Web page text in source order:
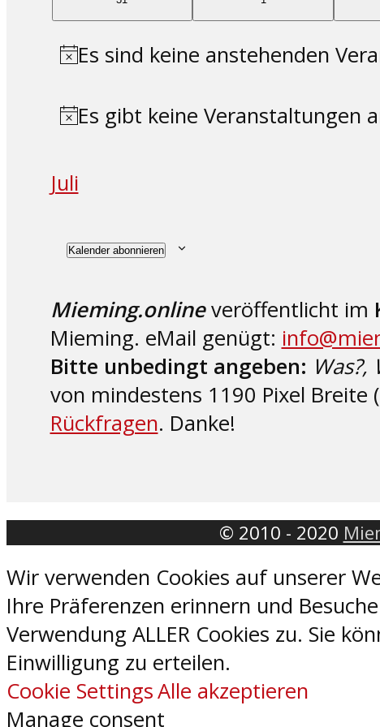
Hinweis
Es sind keine anstehenden
Hinweis
Es gibt keine Veranstaltungen
Juli
Kalender abonnieren
Mieming.onlineveröffentlicht im
Mieming. eMail genügt:
Bitte unbedingt angeben: Was?,
von mindestens 1190 Pixel Breite
Rückfragen. Danke!
© 2010 - 2020
Wir verwenden Cookies auf unserer
Ihre Präferenzen erinnern und
Verwendung ALLER Cookies zu. Sie
Einwilligung zu erteilen.
Cookie SettingsAlle akzeptieren
Manage consent